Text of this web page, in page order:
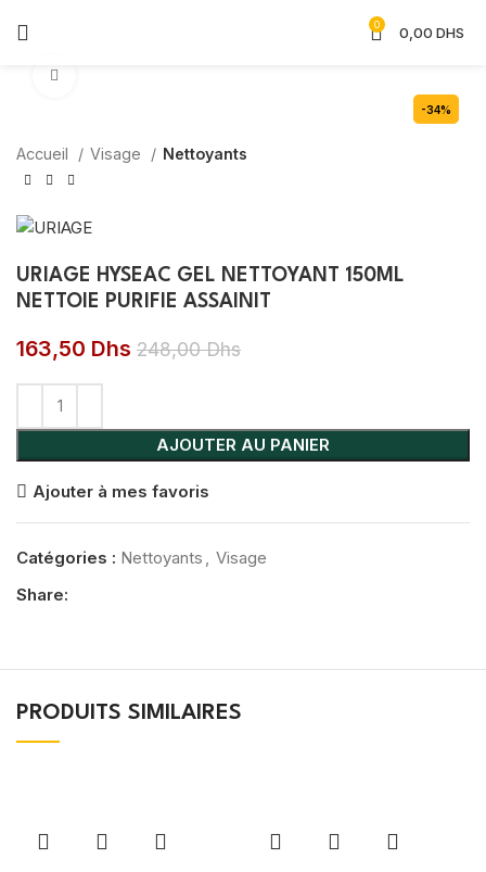
0 0,00 DHS
-34%
Accueil Visage Nettoyants
URIAGE HYSEAC GEL NETTOYANT 150ML
NETTOIE PURIFIE ASSAINIT
163,50 Dhs 248,00Dhs
AJOUTER AU PANIER
Ajouter à mes favoris
Catégories : Nettoyants , Visage
Share:
PRODUITS SIMILAIRES